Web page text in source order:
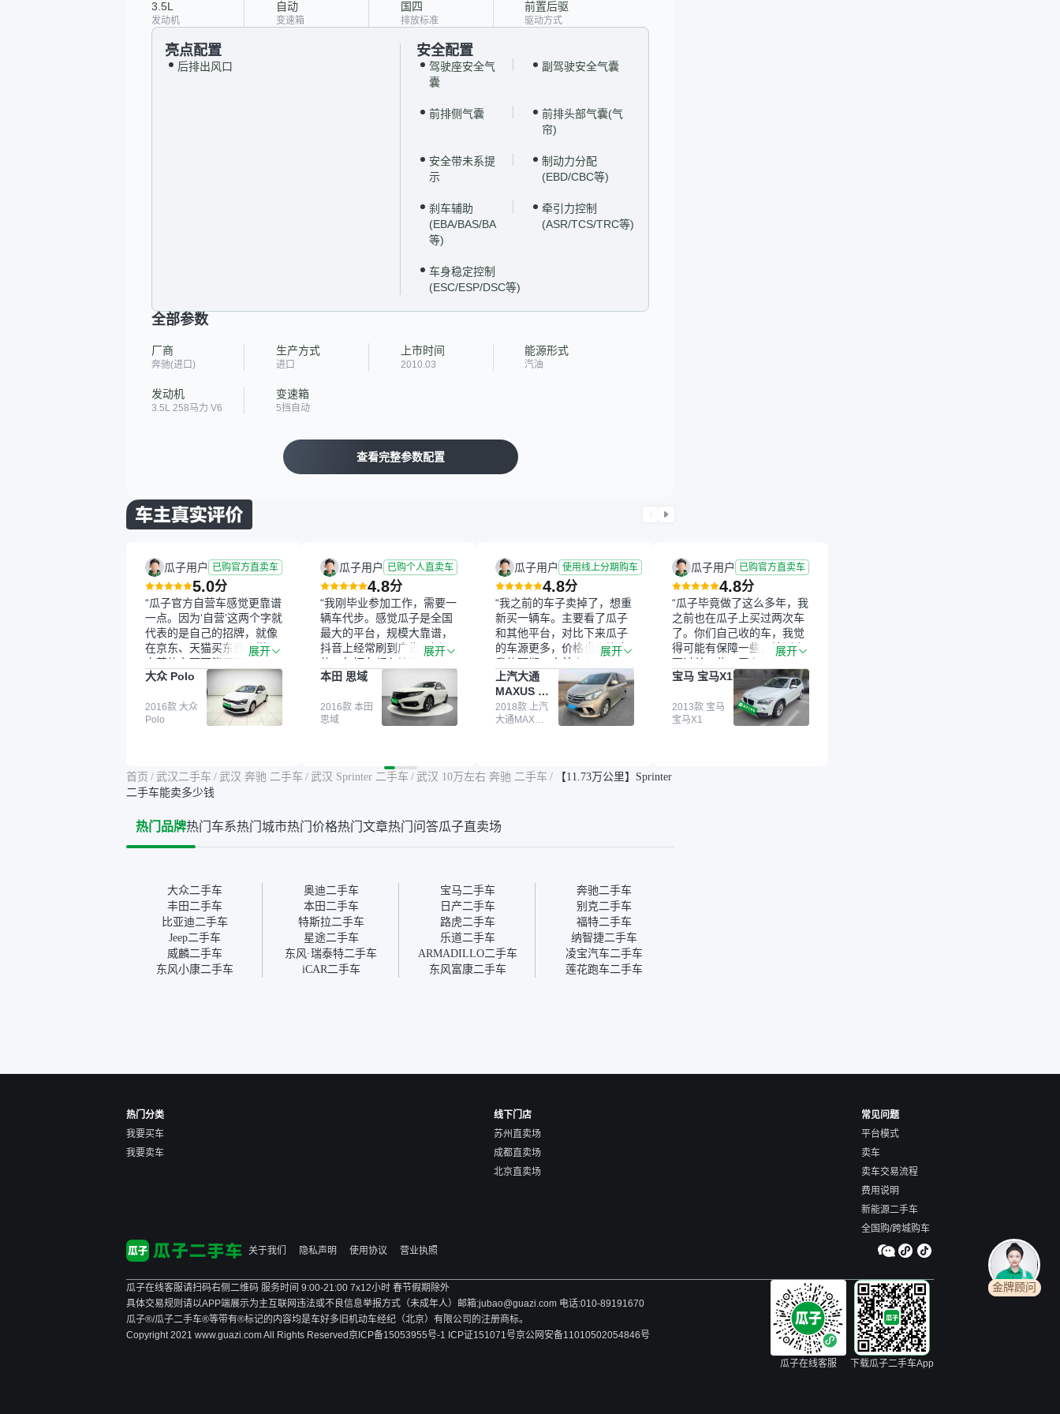
3.5L
发动机
自动
变速箱
国四
排放标准
前置后驱
驱动方式
亮点配置
后排出风口
安全配置
驾驶座安全气
囊
副驾驶安全气囊
前排侧气囊
前排头部气囊(气
帘)
安全带未系提
示
制动力分配
(EBD/CBC等)
刹车辅助
(EBA/BAS/BA
等)
牵引力控制
(ASR/TCS/TRC等)
车身稳定控制
(ESC/ESP/DSC等)
全部参数
厂商
奔驰(进口)
生产方式
进口
上市时间
2010.03
能源形式
汽油
发动机
3.5L 258马力 V6
变速箱
5挡自动
查看完整参数配置
瓜子用户 已购官方直卖车
5.0分
“瓜子官方自营车感觉更靠谱
一点。因为‘自营’这两个字就
代表的是自己的招牌，就像
在京东、天猫买东西一样，
自营的东西可能都要好一
点。就是这种刻板印象吧。
一开始买二手车的时候，我
确实有担心过事故车、泡水
车这些问题。瓜子的检测报
况。我拿到你们的信息之
后，自己又在线上去做了一
台），同时也找了朋友帮忙
线下看车。结果跟你们的报
我第一天看车，第二天你们
就约我到店，我第三天去提
的车。去之前我提前跟交接
人员说好，到了之后要当着
我的面再做一次复检，你们
也安排了师傅，服务可以，
速度很快。体验下来自营车
展开
大众 Polo
2016款 大众
Polo
瓜子用户 已购个人直卖车
4.8分
“我刚毕业参加工作，需要一
辆车代步。感觉瓜子是全国
最大的平台，规模大靠谱，
抖音上经常刷到广告，挺火
的。每辆车都有检测报告，
这个让我很放心。去外面买
车全凭卖家一张嘴，不敢
买。我买了本田思域，白
色，过户次数少，公里数符
平台，车价贵点也正常，毕
竟有保障。其他平台上很多
多花点钱买个放心。从个人
展开
本田 思域
2016款 本田
思域
瓜子用户 使用线上分期购车
4.8分
“我之前的车子卖掉了，想重
新买一辆车。主要看了瓜子
和其他平台，对比下来瓜子
的车源更多，价格也更符合
我的预期。之前卖车来过瓜
子，虽然价格没谈成，但
APP一直留着。瓜子毕竟是
大平台，整体印象还好。我
最终买了一台上汽大通，18
期，这一点很便捷，其他平
心的额外价值。虽然我砍过
为瓜子有质保，车子出小毛
病维修更有保障。”
展开
上汽大通
MAXUS 大
通G10
2018款 上汽
大通MAXUS
瓜子用户 已购官方直卖车
4.8分
“瓜子毕竟做了这么多年，我
之前也在瓜子上买过两次车
了。你们自己收的车，我觉
得可能有保障一些，检测会
更过关一些。平台自己收上
来再卖的车，应该更可靠。
我买的是宝马X1，主要看中
它的价格和公里数比较合
适。另外，瓜子承诺无火
展开
宝马 宝马X1
2013款 宝马
宝马X1
首页 / 武汉二手车 / 武汉 奔驰 二手车 / 武汉 Sprinter 二手车 / 武汉 10万左右 奔驰 二手车 /
【11.73万公里】Sprinter
二手车能卖多少钱
热门品牌热门车系热门城市热门价格热门文章热门问答瓜子直卖场
大众二手车 奥迪二手车 宝马二手车
奔驰二手车
丰田二手车
本田二手车 日产二手车
别克二手车
比亚迪二手车
特斯拉二手车 路虎二手车
福特二手车
Jeep二手车
星途二手车 乐道二手车
纳智捷二手车
威麟二手车
东风·瑞泰特二手车 ARMADILLO二手车
凌宝汽车二手车
东风小康二手车
iCAR二手车 东风富康二手车 莲花跑车二手车
热门分类
我要买车
我要卖车
线下门店
苏州直卖场
成都直卖场
北京直卖场
常见问题
平台模式
卖车
卖车交易流程
费用说明
新能源二手车
全国购/跨城购车
关于我们
隐私声明 使用协议 营业执照
瓜子在线客服请扫码右侧二维码 服务时间 9:00-21:00 7x12小时 春节假期除外
具体交易规则请以APP端展示为主 互联网违法或不良信息举报方式（未成年人）邮箱:jubao@guazi.com 电话:010-89191670
瓜子®/瓜子二手车®等带有®标记的内容均是车好多旧机动车经纪（北京）有限公司的注册商标。
Copyright 2021 www.guazi.com All Rights Reserved京ICP备15053955号-1 ICP证151071号京公网安备11010502054846号
瓜子在线客服 下载瓜子二手车App
金牌顾问